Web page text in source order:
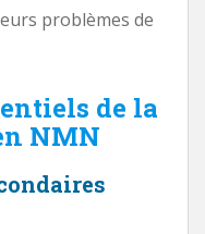
problèmes de
de la
NMN